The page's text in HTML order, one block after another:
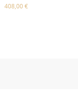
408,00 €